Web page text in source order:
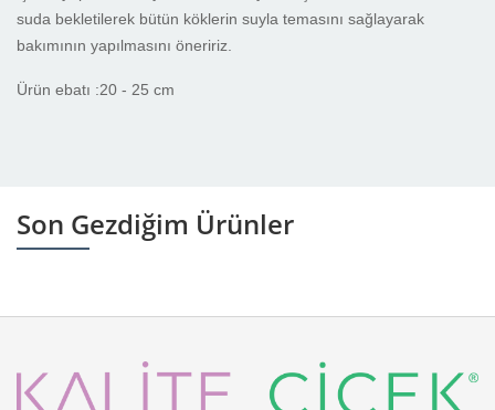
suda bekletilerek bütün köklerin suyla temasını sağlayarak
bakımının yapılmasını öneririz.
Ürün ebatı :20 - 25 cm
Son Gezdiğim Ürünler